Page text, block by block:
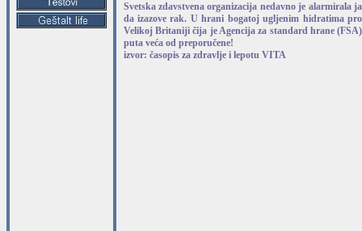
Svetska zdavstvena organizacija nedavno je
da izazove rak. U hrani bogatoj ugljenim hidratima
Velikoj Britaniji čija je Agencija za standard hrane
puta veća od preporučene!
izvor: časopis za zdravlje i lepotu VITA